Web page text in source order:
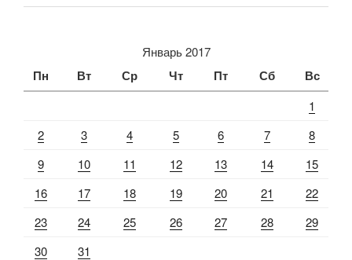
Январь 2017
Пн Вт Ср Чт Пт Сб Вс
1
2
3 4 5 6 7
8
9
10 11 12 13 14
15
16
17 18 19 20 21
22
23
24 25 26 27 28
29
30
31